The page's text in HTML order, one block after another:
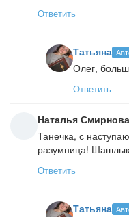
Ответить
Татьяна
Олег,
Ответить
Наталья Смирнова
Танечка, с
разумница!
Ответить
Татьяна